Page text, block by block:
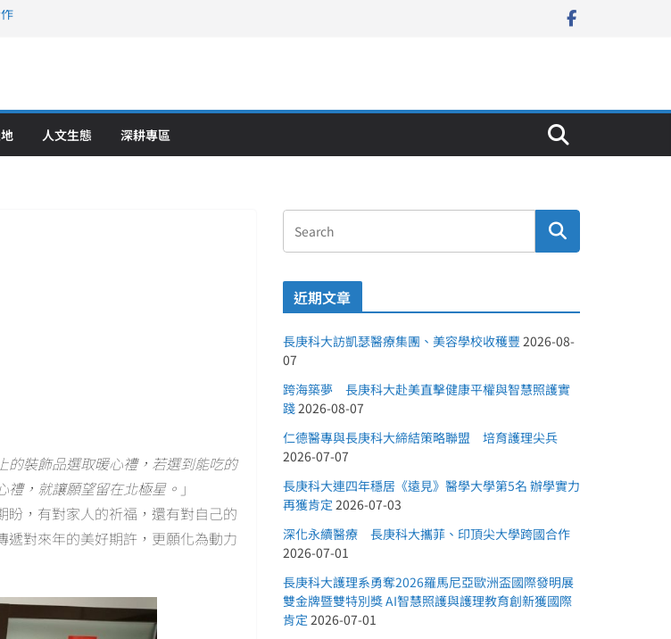
人文生態 深耕專區
的裝飾品選取暖心禮，若選到能吃的
，就讓願望留在北極星。 」
，有對家人的祈福，還有對自己的
對來年的美好期許，更願化為動力
近期文章
長庚科大訪凱瑟醫療集團、美容學校收穫豐 2026-08-
07
跨海築夢 長庚科大赴美直擊健康平權與智慧照護實
踐2026-08-07
仁德醫專與長庚科大締結策略聯盟 培育護理尖兵
2026-07-07
長庚科大連四年穩居《遠見》醫學大學第5名 辦學實力
再獲肯定 2026-07-03
深化永續醫療 長庚科大攜菲、印頂尖大學跨國合作
2026-07-01
長庚科大護理系勇奪2026羅馬尼亞歐洲盃國際發明展
雙金牌暨雙特別獎 AI智慧照護與護理教育創新獲國際
肯定 2026-07-01